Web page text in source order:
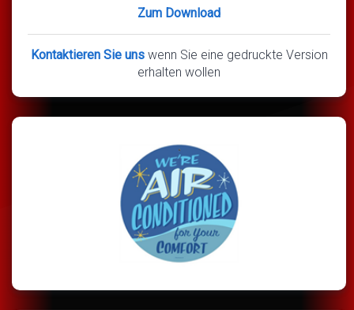
Zum Download
Kontaktieren Sie uns wenn Sie eine gedruckte Version
erhalten wollen